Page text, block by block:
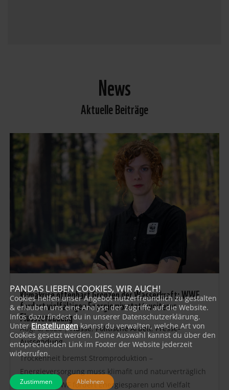
News
Aktuelle Beiträge
Klimakrise offenbart Grenzen der Wasserkraft: WWF
fordert vielfältigen Energiemix statt weiterer
Flussverbauung
Aug. 6, 2026|Flüsse,Politische Arbeit,Presse-
Aussendung
Trockenheit bremst Stromproduktion –
Energieversorgung muss klimafit und naturverträglich
werden – WWF fordert Energiesparen und Vielfalt
PANDAS LIEBEN COOKIES, WIR AUCH!
Cookies helfen unser Angebot nutzerfreundlich zu gestalten
& erlauben uns eine Analyse der Zugriffe auf die Website.
Infos dazu findest du in unserer Datenschutzerklärung.
UnterEinstellungen kannst du verwalten, welche Art von
Cookies gesetzt werden. Deine Auswahl kannst du über den
entsprechenden Link im Footer der Website jederzeit
widerrufen.
Zustimmen Ablehnen